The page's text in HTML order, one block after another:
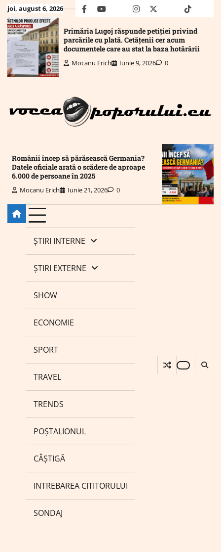
Skip
to
content
joi, august 6, 2026 facebookyoutubeMailinstagram
twitter truthtiktok
Primăria Lugoj răspunde petiției privind
parcările cu plată. Cetățenii cer acum
documentele care au stat la baza hotărârii
Mocanu Erich Iunie 9, 2026 0
Românii încep să părăsească Germania?
Datele oficiale arată o scădere de aproape
6.000 de persoane în 2025
Mocanu Erich Iunie 21, 2026 0
ȘTIRI INTERNE
ȘTIRI EXTERNE
SHOW
ECONOMIE
SPORT
TRAVEL
TRENDS
POȘTALIONUL
CÂȘTIGĂ
INTREBAREA CITITORULUI
SONDAJ